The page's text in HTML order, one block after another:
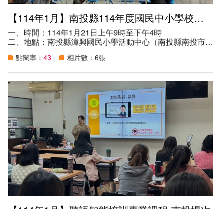
【114年1月】南投縣114年度國民中小學校長特殊教育知能研習
一、時間：114年1月21日上午9時至下午4時
二、地點：南投縣漳興國民小學活動中心（南投縣南投市復
三、講師：國立嘉義大學特殊教育學系陳勇祥副教授、桃園
市青溪國民小學徐衍正校長、桃園市成功國民小學呂美玲老
師
四、參加資格：本縣國中小校長。
五、目的：
（一）確保校長能夠理解特殊教育的基本理念、法律規範及
其在學校中的重要性。
（二）提供校長有關特殊教育管理的實務經驗及策略，提升
其領導與決策能力。
（三）建立校長之間的聯繫網絡，分享彼此在特殊教育管理
中的成功經驗與挑戰。
六、參與人數：160人。
點閱率： 43 相片數：6張